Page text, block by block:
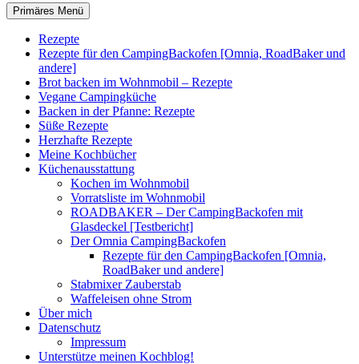
Suchen
Primäres Menü
Rezepte
Rezepte für den CampingBackofen [Omnia, RoadBaker und
andere]
Brot backen im Wohnmobil – Rezepte
Vegane Campingküche
Backen in der Pfanne: Rezepte
Süße Rezepte
Herzhafte Rezepte
Meine Kochbücher
Küchenausstattung
Kochen im Wohnmobil
Vorratsliste im Wohnmobil
ROADBAKER – Der CampingBackofen mit
Glasdeckel [Testbericht]
Der Omnia CampingBackofen
Rezepte für den CampingBackofen [Omnia,
RoadBaker und andere]
Stabmixer Zauberstab
Waffeleisen ohne Strom
Über mich
Datenschutz
Impressum
Unterstütze meinen Kochblog!